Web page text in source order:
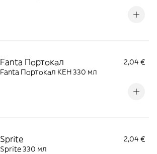
Fanta Портокал
2,04 €
Fanta Портокал КЕН 330 мл
Sprite
2,04 €
Sprite 330 мл